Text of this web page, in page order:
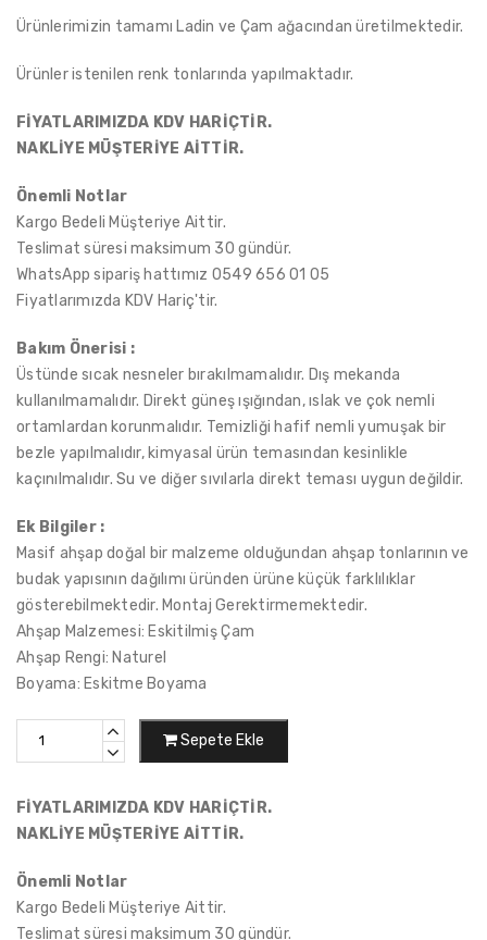
Ürünlerimizin tamamı Ladin ve Çam ağacından üretilmektedir.
Ürünler istenilen renk tonlarında yapılmaktadır.
FİYATLARIMIZDA KDV HARİÇTİR.
NAKLİYE MÜŞTERİYE AİTTİR.
Önemli Notlar
Kargo Bedeli Müşteriye Aittir.
Teslimat süresi maksimum 30 gündür.
WhatsApp sipariş hattımız 0549 656 01 05
Fiyatlarımızda KDV Hariç'tir.
Bakım Önerisi :
Üstünde sıcak nesneler bırakılmamalıdır. Dış mekanda
kullanılmamalıdır. Direkt güneş ışığından, ıslak ve çok nemli
ortamlardan korunmalıdır. Temizliği hafif nemli yumuşak bir
bezle yapılmalıdır, kimyasal ürün temasından kesinlikle
kaçınılmalıdır. Su ve diğer sıvılarla direkt teması uygun değildir.
Ek Bilgiler :
Masif ahşap doğal bir malzeme olduğundan ahşap tonlarının ve
budak yapısının dağılımı üründen ürüne küçük farklılıklar
gösterebilmektedir. Montaj Gerektirmemektedir.
Ahşap Malzemesi: Eskitilmiş Çam
Ahşap Rengi: Naturel
Boyama: Eskitme Boyama
Sepete Ekle
FİYATLARIMIZDA KDV HARİÇTİR.
NAKLİYE MÜŞTERİYE AİTTİR.
Önemli Notlar
Kargo Bedeli Müşteriye Aittir.
Teslimat süresi maksimum 30 gündür.